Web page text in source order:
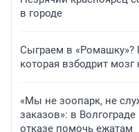
в городе
Сыграем в «Ромашку»?
которая взбодрит
«Мы не зоопарк, не
заказов»: в
отказе помочь ежатам